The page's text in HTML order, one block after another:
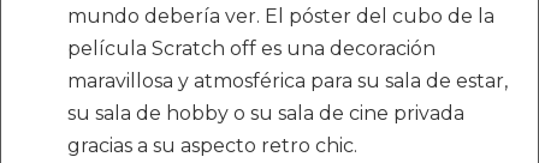
mundo debería ver. El póster del cubo de la
película Scratch off es una decoración
maravillosa y atmosférica para su sala de estar,
su sala de hobby o su sala de cine privada
gracias a su aspecto retro chic.